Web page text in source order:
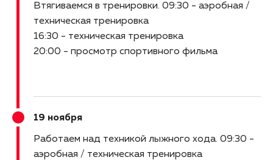
Втягиваемся в тренировки 09:30 - аэробная /
техническая тренировка
16:30 - техническая тренировка
20:00 - просмотр спортивного фильма
19 ноября
Работаем над техникой лыжного хода 09:30 -
аэробная / техническая тренировка